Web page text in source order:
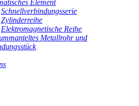
Element
Schnellverbindungsserie
Zylinderreihe
Elektromagnetische Reihe
Metallrohr und